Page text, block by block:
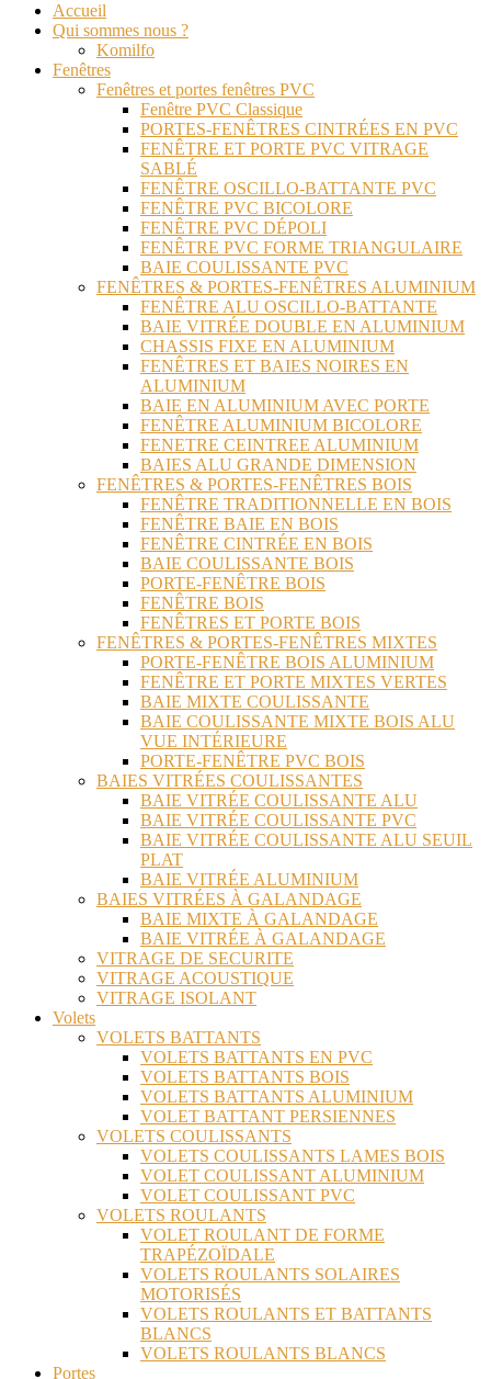
Accueil
Qui sommes nous ?
Komilfo
Fenêtres
Fenêtres et portes fenêtres PVC
Fenêtre PVC Classique
PORTES-FENÊTRES CINTRÉES EN PVC
FENÊTRE ET PORTE PVC VITRAGE
SABLÉ
FENÊTRE OSCILLO-BATTANTE PVC
FENÊTRE PVC BICOLORE
FENÊTRE PVC DÉPOLI
FENÊTRE PVC FORME TRIANGULAIRE
BAIE COULISSANTE PVC
FENÊTRES & PORTES-FENÊTRES ALUMINIUM
FENÊTRE ALU OSCILLO-BATTANTE
BAIE VITRÉE DOUBLE EN ALUMINIUM
CHASSIS FIXE EN ALUMINIUM
FENÊTRES ET BAIES NOIRES EN
ALUMINIUM
BAIE EN ALUMINIUM AVEC PORTE
FENÊTRE ALUMINIUM BICOLORE
FENETRE CEINTREE ALUMINIUM
BAIES ALU GRANDE DIMENSION
FENÊTRES & PORTES-FENÊTRES BOIS
FENÊTRE TRADITIONNELLE EN BOIS
FENÊTRE BAIE EN BOIS
FENÊTRE CINTRÉE EN BOIS
BAIE COULISSANTE BOIS
PORTE-FENÊTRE BOIS
FENÊTRE BOIS
FENÊTRES ET PORTE BOIS
FENÊTRES & PORTES-FENÊTRES MIXTES
PORTE-FENÊTRE BOIS ALUMINIUM
FENÊTRE ET PORTE MIXTES VERTES
BAIE MIXTE COULISSANTE
BAIE COULISSANTE MIXTE BOIS ALU
VUE INTÉRIEURE
PORTE-FENÊTRE PVC BOIS
BAIES VITRÉES COULISSANTES
BAIE VITRÉE COULISSANTE ALU
BAIE VITRÉE COULISSANTE PVC
BAIE VITRÉE COULISSANTE ALU SEUIL
PLAT
BAIE VITRÉE ALUMINIUM
BAIES VITRÉES À GALANDAGE
BAIE MIXTE À GALANDAGE
BAIE VITRÉE À GALANDAGE
VITRAGE DE SECURITE
VITRAGE ACOUSTIQUE
VITRAGE ISOLANT
Volets
VOLETS BATTANTS
VOLETS BATTANTS EN PVC
VOLETS BATTANTS BOIS
VOLETS BATTANTS ALUMINIUM
VOLET BATTANT PERSIENNES
VOLETS COULISSANTS
VOLETS COULISSANTS LAMES BOIS
VOLET COULISSANT ALUMINIUM
VOLET COULISSANT PVC
VOLETS ROULANTS
VOLET ROULANT DE FORME
TRAPÉZOÏDALE
VOLETS ROULANTS SOLAIRES
MOTORISÉS
VOLETS ROULANTS ET BATTANTS
BLANCS
VOLETS ROULANTS BLANCS
Portes